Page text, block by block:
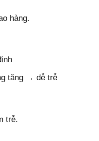
hàng.
tăng → dễ trễ
trễ.